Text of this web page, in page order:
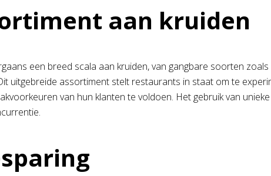
aan kruiden
een breed scala aan kruiden, van gangbare soorten
uitgebreide assortiment stelt restaurants in staat om te
van hun klanten te voldoen. Het gebruik van